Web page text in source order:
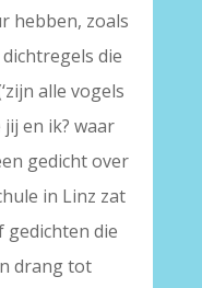
hebben, zoals
die
alle vogels
en ik? waar
gedicht over
in Linz zat
gedichten die
drang tot